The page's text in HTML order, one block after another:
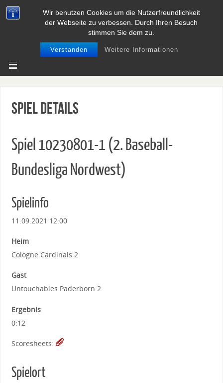
Wir benutzen Cookies um die Nutzerfreundlichkeit
der Webseite zu verbessen. Durch Ihren Besuch
stimmen Sie dem zu.
Verstanden Weitere Informationen
BASEBALL UND SOFTBALL IN
NIEDERSACHSEN
Spiel Details
Spiel 10230801-1 (2. Baseball-
Bundesliga Nordwest)
Spielinfo
11.09.2021 12:00
Heim
Cologne Cardinals 2
Gast
Untouchables Paderborn 2
Ergebnis
0:12
Scoresheets:
Spielort